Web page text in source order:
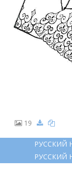
19
РУССКИЙ
РУССКИЙ